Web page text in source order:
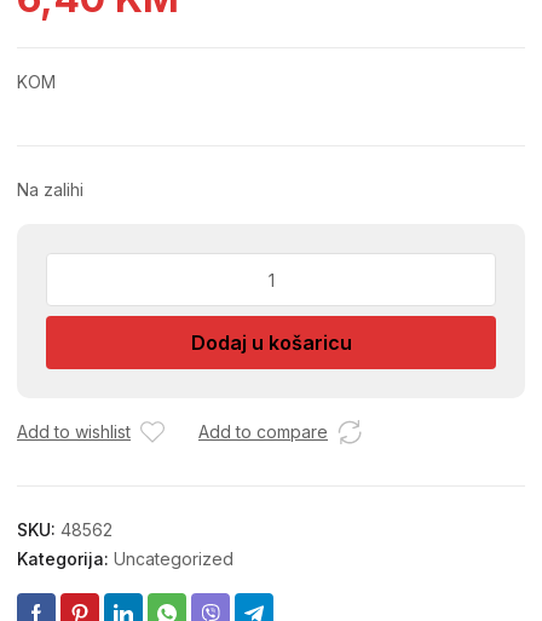
KOM
Na zalihi
TY-
količina
Dodaj u košaricu
Add to wishlist Add to compare
SKU: 48562
Kategorija: Uncategorized